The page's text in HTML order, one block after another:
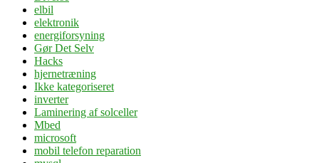
elbil
elektronik
energiforsyning
Gør Det Selv
Hacks
hjernetræning
Ikke kategoriseret
inverter
Laminering af solceller
Mbed
microsoft
mobil telefon reparation